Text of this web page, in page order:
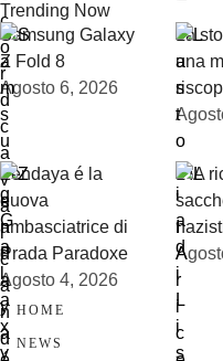
Trending Now
Samsung Galaxy
Z Fold 8
Agosto 6, 2026
La
una
Zendaya é la
nuova
ambasciatrice di
Prada Paradoxe
Agosto 4, 2026
L’IA
HOME
NEWS